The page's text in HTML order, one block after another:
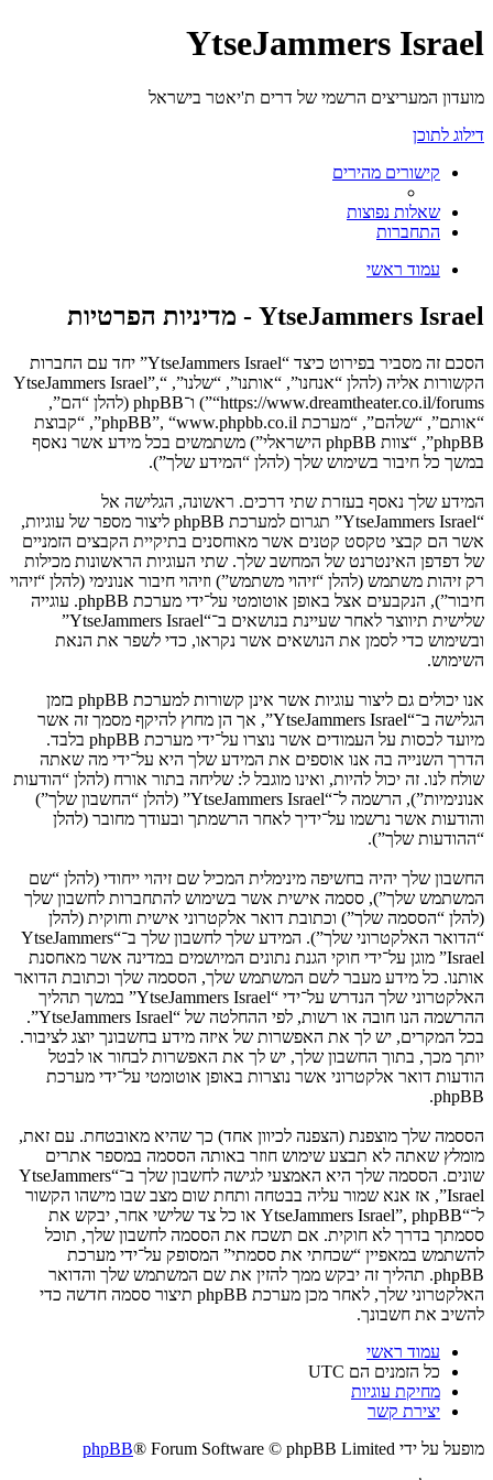
YtseJammers Israel
מועדון המעריצים הרשמי של דרים ת'יאטר בישראל
דילוג לתוכן
קישורים מהירים
שאלות נפוצות
התחברות
עמוד ראשי
YtseJammers Israel - מדיניות הפרטיות
הסכם זה מסביר בפירוט כיצד “YtseJammers Israel” יחד עם החברות
הקשורות אליה (להלן “אנחנו”, “אותנו”, “שלנו”, “YtseJammers Israel”,
“https://www.dreamtheater.co.il/forums”) ו־phpBB (להלן “הם”,
“אותם”, “שלהם”, “מערכת phpBB”, “www.phpbb.co.il”, “קבוצת
phpBB”, “צוות phpBB הישראלי”) משתמשים בכל מידע אשר נאסף
במשך כל חיבור בשימוש שלך (להלן “המידע שלך”).
המידע שלך נאסף בעזרת שתי דרכים. ראשונה, הגלישה אל
“YtseJammers Israel” תגרום למערכת phpBB ליצור מספר של עוגיות,
אשר הם קבצי טקסט קטנים אשר מאוחסנים בתיקיית הקבצים הזמניים
של דפדפן האינטרנט של המחשב שלך. שתי העוגיות הראשונות מכילות
רק זיהות משתמש (להלן “זיהוי משתמש”) וזיהוי חיבור אנונימי (להלן “זיהוי
חיבור”), הנקבעים אצל באופן אוטומטי על־ידי מערכת phpBB. עוגייה
שלישית תיווצר לאחר שעיינת בנושאים ב־“YtseJammers Israel”
ובשימוש כדי לסמן את הנושאים אשר נקראו, כדי לשפר את הנאת
השימוש.
אנו יכולים גם ליצור עוגיות אשר אינן קשורות למערכת phpBB בזמן
הגלישה ב־“YtseJammers Israel”, אך הן מחוץ להיקף מסמך זה אשר
מיועד לכסות על העמודים אשר נוצרו על־ידי מערכת phpBB בלבד.
הדרך השנייה בה אנו אוספים את המידע שלך היא על־ידי מה שאתה
שולח לנו. זה יכול להיות, ואינו מוגבל ל: שליחה בתור אורח (להלן “הודעות
אנונימיות”), הרשמה ל־“YtseJammers Israel” (להלן “החשבון שלך”)
והודעות אשר נרשמו על־ידיך לאחר הרשמתך ובעודך מחובר (להלן
“ההודעות שלך”).
החשבון שלך יהיה בחשיפה מינימלית המכיל שם זיהוי ייחודי (להלן “שם
המשתמש שלך”), ססמה אישית אשר בשימוש להתחברות לחשבון שלך
(להלן “הססמה שלך”) וכתובת דואר אלקטרוני אישית וחוקית (להלן
“הדואר האלקטרוני שלך”). המידע שלך לחשבון שלך ב־“YtseJammers
Israel” מוגן על־ידי חוקי הגנת נתונים המיושמים במדינה אשר מאחסנת
אותנו. כל מידע מעבר לשם המשתמש שלך, הססמה שלך וכתובת הדואר
האלקטרוני שלך הנדרש על־ידי “YtseJammers Israel” במשך תהליך
ההרשמה הנו חובה או רשות, לפי ההחלטה של “YtseJammers Israel”.
בכל המקרים, יש לך את האפשרות של איזה מידע בחשבונך יוצג לציבור.
יותך מכך, בתוך החשבון שלך, יש לך את האפשרות לבחור או לבטל
הודעות דואר אלקטרוני אשר נוצרות באופן אוטומטי על־ידי מערכת
phpBB.
הססמה שלך מוצפנת (הצפנה לכיוון אחד) כך שהיא מאובטחת. עם זאת,
מומלץ שאתה לא תבצע שימוש חוזר באותה הססמה במספר אתרים
שונים. הססמה שלך היא האמצעי לגישה לחשבון שלך ב־“YtseJammers
Israel”, אז אנא שמור עליה בבטחה ותחת שום מצב שבו מישהו הקשור
ל־“YtseJammers Israel”, phpBB או כל צד שלישי אחר, יבקש את
ססמתך בדרך לא חוקית. אם תשכח את הססמה לחשבון שלך, תוכל
להשתמש במאפיין “שכחתי את ססמתי” המסופק על־ידי מערכת
phpBB. תהליך זה יבקש ממך להזין את שם המשתמש שלך והדואר
האלקטרוני שלך, לאחר מכן מערכת phpBB תיצור ססמה חדשה כדי
להשיב את חשבונך.
עמוד ראשי
כל הזמנים הם UTC
מחיקת עוגיות
יצירת קשר
מופעל על ידי
phpBB® Forum Software © phpBB Limited